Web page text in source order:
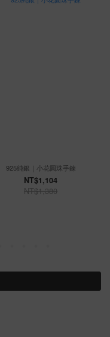
925純銀｜小花圓珠手鍊
NT$1,104
NT$1,380